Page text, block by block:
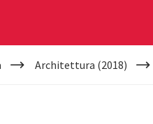
Architettura (2018)